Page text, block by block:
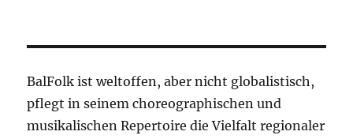
BalFolk ist weltoffen, aber nicht globalistisch,
pflegt in seinem choreographischen und
musikalischen Repertoire die Vielfalt regionaler